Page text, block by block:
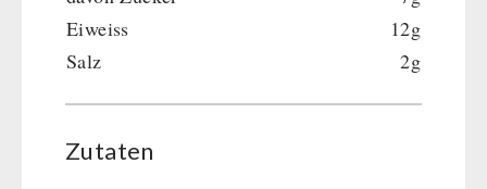
Hauptmahlzeiten
Dessert
Eiweiss
12g
Salz
2g
Zutaten